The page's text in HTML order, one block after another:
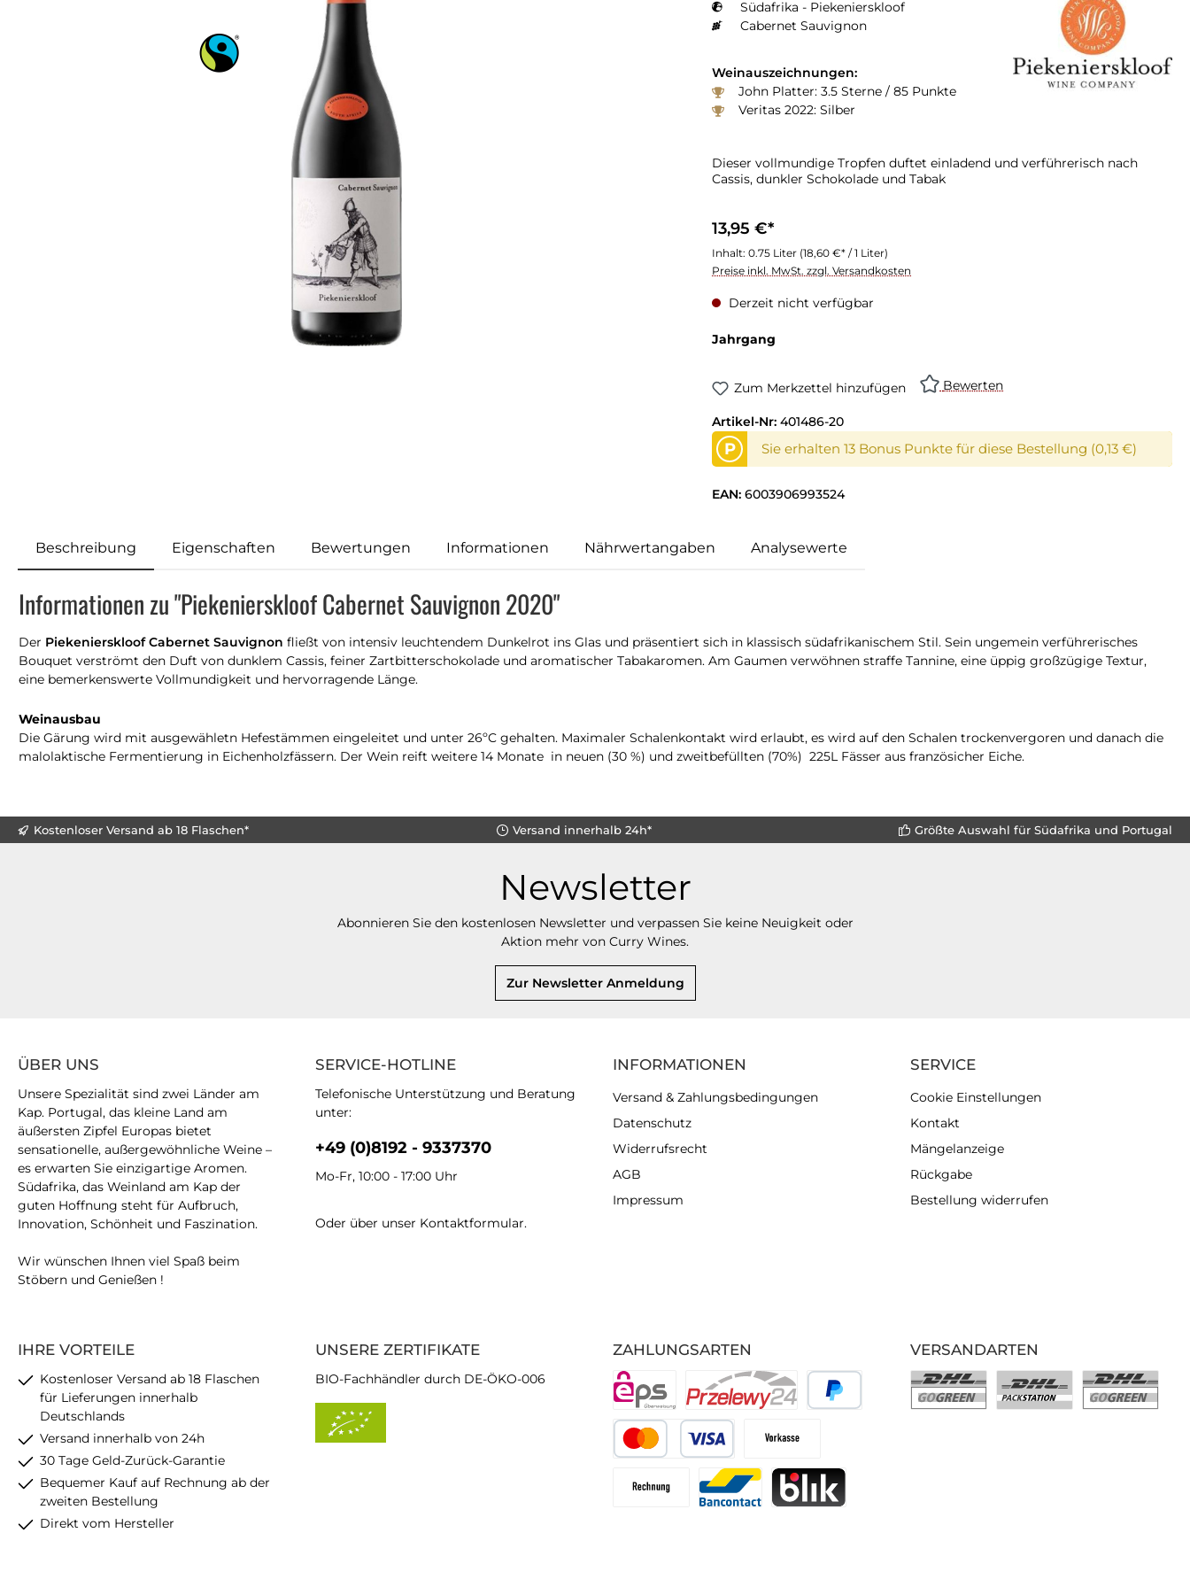
Südafrika - Piekenierskloof
Cabernet Sauvignon
Weinauszeichnungen:
John Platter: 3.5 Sterne / 85 Punkte
Veritas 2022: Silber
Dieser vollmundige Tropfen duftet einladend und verführerisch nach
Cassis, dunkler Schokolade und Tabak
13,95 €*
Inhalt: 0.75 Liter (18,60 €* / 1 Liter)
Preise inkl. MwSt. zzgl. Versandkosten
Derzeit nicht verfügbar
Jahrgang
Zum Merkzettel hinzufügen Bewerten
Artikel-Nr: 401486-20
P Sie erhalten 13 Bonus Punkte für diese Bestellung (0,13 €)
EAN: 6003906993524
Beschreibung Eigenschaften Bewertungen Informationen Nährwertangaben Analysewerte
Informationen zu "Piekenierskloof Cabernet Sauvignon 2020"
Der Piekenierskloof Cabernet Sauvignon fließt von intensiv leuchtendem Dunkelrot ins Glas und präsentiert sich in klassisch südafrikanischem Stil. Sein ungemein verführerisches
Bouquet verströmt den Duft von dunklem Cassis, feiner Zartbitterschokolade und aromatischer Tabakaromen. Am Gaumen verwöhnen straffe Tannine, eine üppig großzügige Textur,
eine bemerkenswerte Vollmundigkeit und hervorragende Länge.
Weinausbau
Die Gärung wird mit ausgewähletn Hefestämmen eingeleitet und unter 26ºC gehalten. Maximaler Schalenkontakt wird erlaubt, es wird auf den Schalen trockenvergoren und danach die
malolaktische Fermentierung in Eichenholzfässern. Der Wein reift weitere 14 Monate in neuen (30 %) und zweitbefüllten (70%) 225L Fässer aus französicher Eiche.
Kostenloser Versand ab 18 Flaschen* Versand innerhalb 24h* Größte Auswahl für Südafrika und Portugal
Newsletter
Abonnieren Sie den kostenlosen Newsletter und verpassen Sie keine Neuigkeit oder
Aktion mehr von Curry Wines.
Zur Newsletter Anmeldung
SERVICE-HOTLINE
Telefonische Unterstützung und Beratung
unter:
+49 (0)8192 - 9337370
Mo-Fr, 10:00 - 17:00 Uhr
Oder über unser Kontaktformular.
IHRE VORTEILE
Kostenloser Versand ab 18 Flaschen
für Lieferungen innerhalb
Deutschlands
Versand innerhalb von 24h
30 Tage Geld-Zurück-Garantie
Bequemer Kauf auf Rechnung ab der
zweiten Bestellung
Direkt vom Hersteller
ZAHLUNGSARTEN
ÜBER UNS
Unsere Spezialität sind zwei Länder am
Kap. Portugal, das kleine Land am
äußersten Zipfel Europas bietet
sensationelle, außergewöhnliche Weine –
es erwarten Sie einzigartige Aromen.
Südafrika, das Weinland am Kap der
guten Hoffnung steht für Aufbruch,
Innovation, Schönheit und Faszination.
Wir wünschen Ihnen viel Spaß beim
Stöbern und Genießen !
UNSERE ZERTIFIKATE
BIO-Fachhändler durch DE-ÖKO-006
INFORMATIONEN
Versand & Zahlungsbedingungen
Datenschutz
Widerrufsrecht
AGB
Impressum
SERVICE
Cookie Einstellungen
Kontakt
Mängelanzeige
Rückgabe
Bestellung widerrufen
VERSANDARTEN